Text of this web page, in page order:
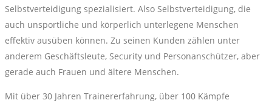
Selbstverteidigung spezialisiert. Also Selbstverteidigung, die
auch unsportliche und körperlich unterlegene Menschen
effektiv ausüben können. Zu seinen Kunden zählen unter
anderem Geschäftsleute, Security und Personanschützer, aber
gerade auch Frauen und ältere Menschen.
Mit über 30 Jahren Trainererfahrung, über 100 Kämpfe